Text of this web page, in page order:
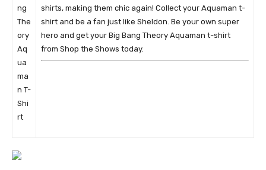
shirts, making them chic again! Collect your Aquaman t-
shirt and be a fan just like Sheldon. Be your own super
hero and get your Big Bang Theory Aquaman t-shirt
from Shop the Shows today.